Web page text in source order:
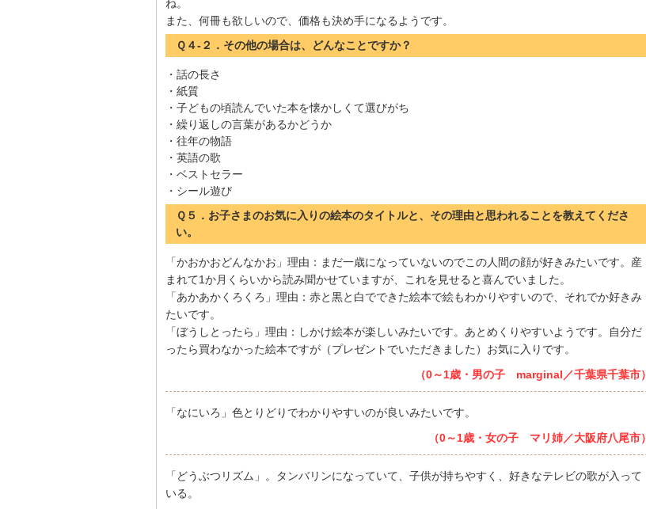
ね。
また、何冊も欲しいので、価格も決め手になるようです。
Ｑ４-２．その他の場合は、どんなことですか？
・話の長さ
・紙質
・子どもの頃読んでいた本を懐かしくて選びがち
・繰り返しの言葉があるかどうか
・往年の物語
・英語の歌
・ベストセラー
・シール遊び
Ｑ５．お子さまのお気に入りの絵本のタイトルと、その理由と思われることを教えてくださ
い。
「かおかおどんなかお」理由：まだ一歳になっていないのでこの人間の顔が好きみたいです。産
まれて1か月くらいから読み聞かせていますが、これを見せると喜んでいました。
「あかあかくろくろ」理由：赤と黒と白でできた絵本で絵もわかりやすいので、それでか好きみ
たいです。
「ぼうしとったら」理由：しかけ絵本が楽しいみたいです。あとめくりやすいようです。自分だ
ったら買わなかった絵本ですが（プレゼントでいただきました）お気に入りです。
（0～1歳・男の子 marginal／千葉県千葉市）
「なにいろ」色とりどりでわかりやすいのが良いみたいです。
（0～1歳・女の子 マリ姉／大阪府八尾市）
「どうぶつリズム」。タンバリンになっていて、子供が持ちやすく、好きなテレビの歌が入って
いる。